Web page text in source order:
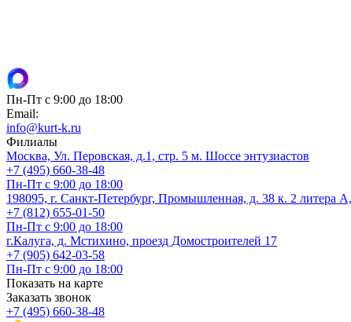
Пн-Пт с 9:00 до 18:00
Email:
info@kurt-k.ru
Филиалы
Москва, Ул. Перовская, д.1, стр. 5 м. Шоссе энтузиастов
+7 (495) 660-38-48
Пн-Пт с 9:00 до 18:00
198095, г. Санкт-Петербург, Промышленная, д. 38 к. 2 литера
+7 (812) 655-01-50
Пн-Пт с 9:00 до 18:00
г.Калуга, д. Мстихино, проезд Домостроителей 17
+7 (905) 642-03-58
Пн-Пт с 9:00 до 18:00
Показать на карте
Заказать звонок
+7 (495) 660-38-48